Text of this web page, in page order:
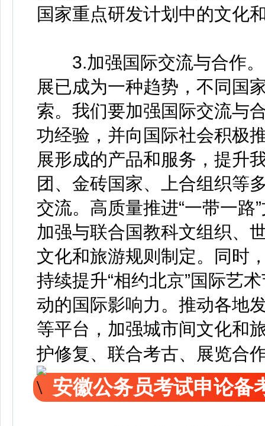
国家重点研发计划中的文化
3.加强国际交流与合作。
展已成为一种趋势，不同国
索。我们要加强国际交流与
功经验，并向国际社会积极
展形成的产品和服务，提升
团、金砖国家、上合组织等
交流。高质量推进“一带一
加强与联合国教科文组织、
文化和旅游规则制定。同时
持续提升“相约北京”国际艺
动的国际影响力。推动各地
等平台，加强城市间文化和
护修复、联合考古、展览合
安徽公务员考试申论备